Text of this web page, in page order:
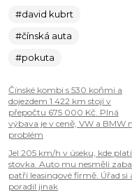
#david kubrt
#čínská auta
#pokuta
Čínské kombi s 530 koňmi a
dojezdem 1 422 km stojí v
přepočtu 675 000 Kč. Plná
výbava je v ceně, VW a BMW
problém
Jel 205 km/h v úseku, kde platí
stovka. Auto mu nesměli
patří leasingové firmě. Úřad si
poradil jinak